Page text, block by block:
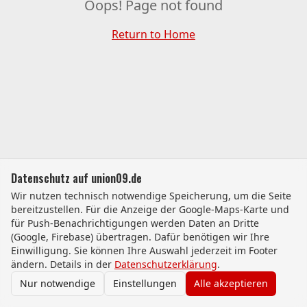
Oops! Page not found
Return to Home
Datenschutz auf union09.de
Wir nutzen technisch notwendige Speicherung, um die Seite
bereitzustellen. Für die Anzeige der Google-Maps-Karte und
für Push-Benachrichtigungen werden Daten an Dritte
(Google, Firebase) übertragen. Dafür benötigen wir Ihre
Einwilligung. Sie können Ihre Auswahl jederzeit im Footer
ändern. Details in der Datenschutzerklärung.
Nur notwendige
Einstellungen Alle akzeptieren